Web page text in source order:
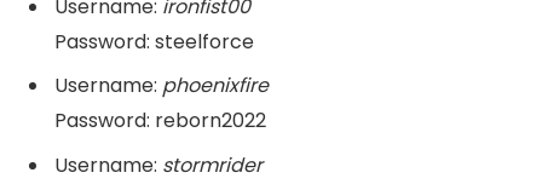
Username: ironfist00
Password: steelforce
Username: phoenixfire
Password: reborn2022
Username: stormrider